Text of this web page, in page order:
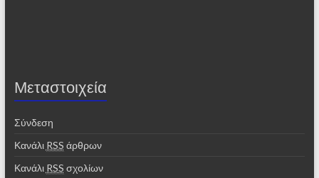
Μεταστοιχεία
Σύνδεση
Κανάλι RSS άρθρων
Κανάλι RSS σχολίων